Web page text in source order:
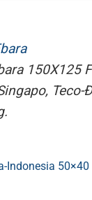
150X125
Teco-
Indonesia 50×40